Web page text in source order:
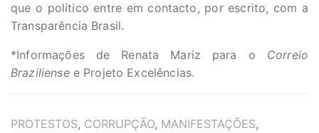
que o político entre em contacto, por escrito, com a
Transparência Brasil.
*Informações de Renata Mariz para o Correio
Braziliensee Projeto Excelências.
TAGS
PROTESTOS, CORRUPÇÃO, MANIFESTAÇÕES,